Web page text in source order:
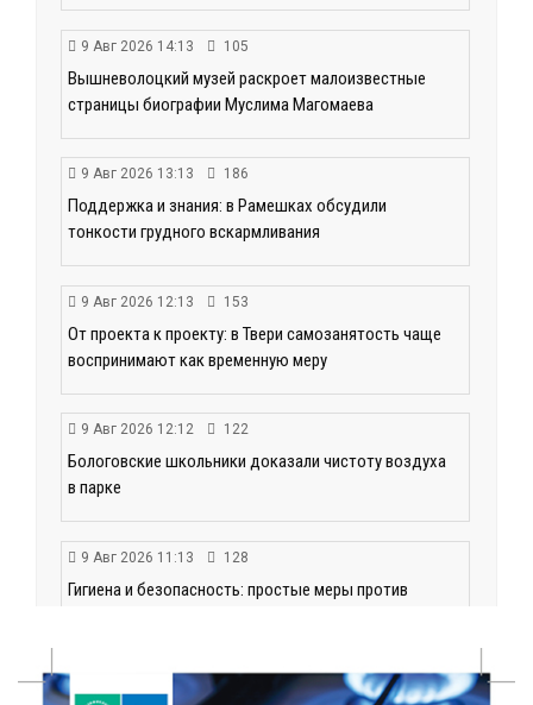
9 Авг 2026 14:13 105
Вышневолоцкий музей раскроет малоизвестные
страницы биографии Муслима Магомаева
9 Авг 2026 13:13 186
Поддержка и знания: в Рамешках обсудили
тонкости грудного вскармливания
9 Авг 2026 12:13 153
От проекта к проекту: в Твери самозанятость чаще
воспринимают как временную меру
9 Авг 2026 12:12 122
Бологовские школьники доказали чистоту воздуха
в парке
9 Авг 2026 11:13 128
Гигиена и безопасность: простые меры против
449